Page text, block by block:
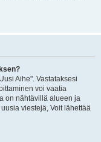
Aihe". Vastataksesi
voi vaatia
on nähtävillä alueen ja
viestejä, Voit lähettää